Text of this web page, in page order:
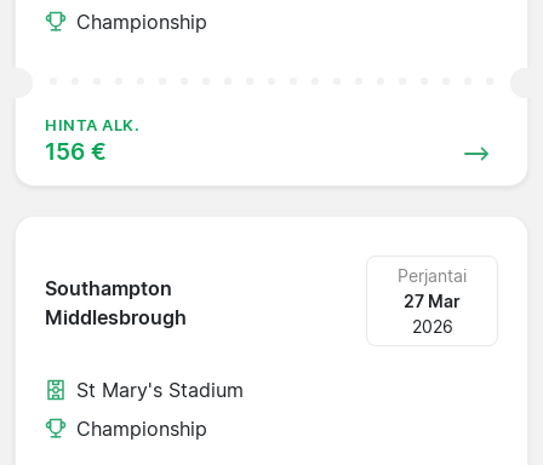
Championship
HINTA ALK.
156 €
Southampton
Middlesbrough
Perjantai
27 Mar
2026
St Mary's Stadium
Championship